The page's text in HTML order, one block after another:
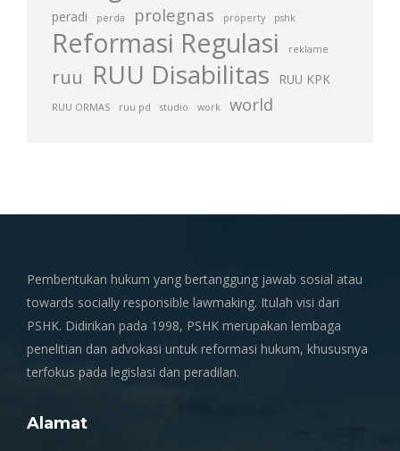
peradi perda prolegnas property pshk
Reformasi Regulasi reklame
ruu RUU Disabilitas RUU KPK
RUU ORMAS ruu pd studio work world
Pembentukan hukum yang bertanggung jawab sosial atau
towards socially responsible lawmaking. Itulah visi dari
PSHK. Didirikan pada 1998, PSHK merupakan lembaga
penelitian dan advokasi untuk reformasi hukum, khususnya
terfokus pada legislasi dan peradilan.
Alamat